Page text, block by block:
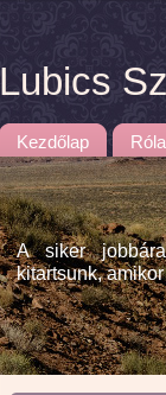
Lubics
Kezdőlap
A siker
kitartsunk,